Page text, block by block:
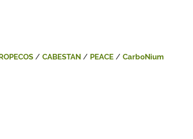
/ CABESTAN / PEACE / CarboNium